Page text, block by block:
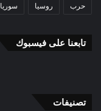
حرب روسيا سوريا
تابعنا على فيسبوك
تصنيفات